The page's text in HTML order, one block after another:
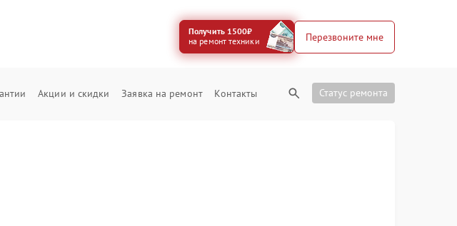
Получить 1500₽
на ремонт техники
Перезвоните мне
Акции и скидки Заявка на ремонт Контакты Статус ремонта